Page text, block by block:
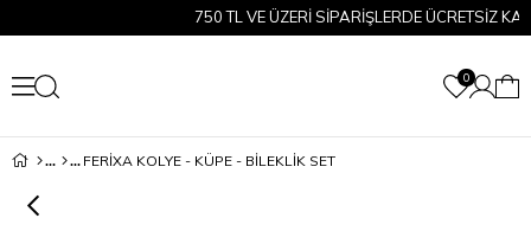
750 TL VE ÜZERİ SİPARİŞLERDE ÜCRETSİZ
0
FERİXA KOLYE - KÜPE - BİLEKLİK SET